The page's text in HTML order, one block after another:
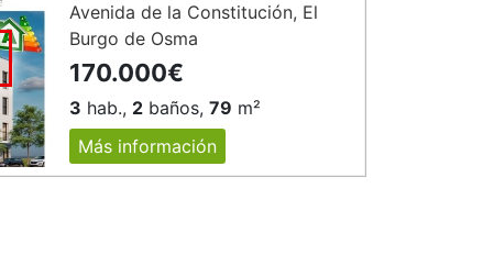
Avenida de la Constitución, El
Burgo de Osma
170.000€
3 hab., 2 baños,79 m²
Más información